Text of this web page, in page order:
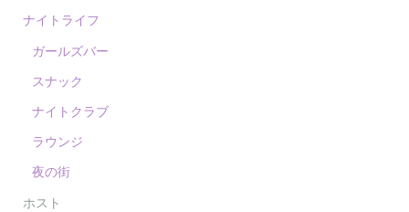
ナイトライフ
ガールズバー
スナック
ナイトクラブ
ラウンジ
夜の街
ホスト